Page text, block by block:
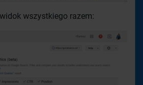
wszystkiego razem: